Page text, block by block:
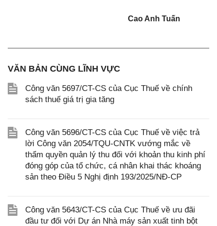
Cao Anh Tuấn
VĂN BẢN CÙNG LĨNH VỰC
Công văn 5697/CT-CS của Cục Thuế về chính
sách thuế giá trị gia tăng
Công văn 5696/CT-CS của Cục Thuế về việc trả
lời Công văn 2054/TQU-CNTK vướng mắc về
thẩm quyền quản lý thu đối với khoản thu kinh phí
đóng góp của tổ chức, cá nhân khai thác khoáng
sản theo Điều 5 Nghị định 193/2025/NĐ-CP
Công văn 5643/CT-CS của Cục Thuế về ưu đãi
đầu tư đối với Dự án Nhà máy sản xuất tinh bột